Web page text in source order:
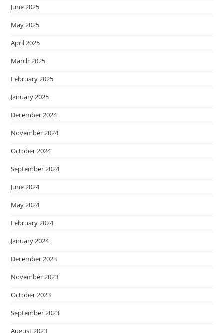
June 2025
May 2025
April 2025
March 2025
February 2025
January 2025
December 2024
November 2024
October 2024
September 2024
June 2024
May 2024
February 2024
January 2024
December 2023
November 2023
October 2023
September 2023
August 2023